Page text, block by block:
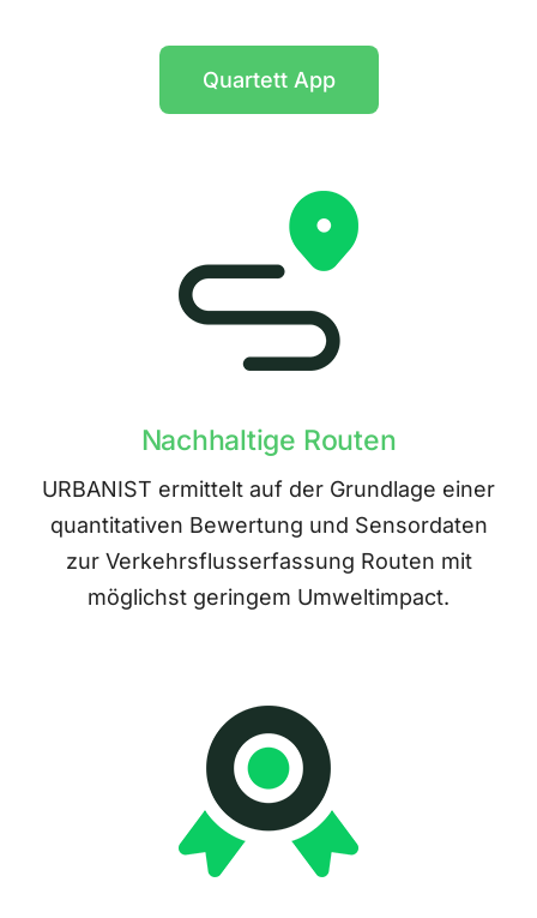
Quartett App
Nachhaltige Routen
URBANIST ermittelt auf der Grundlage einer
quantitativen Bewertung und Sensordaten
zur Verkehrsflusserfassung Routen mit
möglichst geringem Umweltimpact.